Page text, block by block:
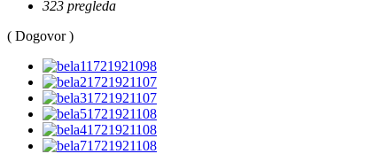
323 pregleda
( Dogovor )